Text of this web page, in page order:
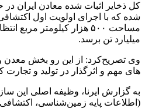
شده که با اجرای اولویت اول
میلیارد تن برسد.
وی تصریح‌کرد: از این رو بخش معدن
های مهم و اثرگذار در تولید و
به گزارش ایرنا، وظیفه اصلی این
(اطلاعات پایه زمین­‌شناسی،